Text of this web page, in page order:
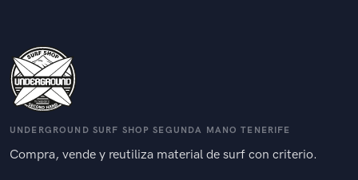
UNDERGROUND SURF SHOP SEGUNDA MANO TENERIFE
Compra, vende y reutiliza material de surf con criterio.